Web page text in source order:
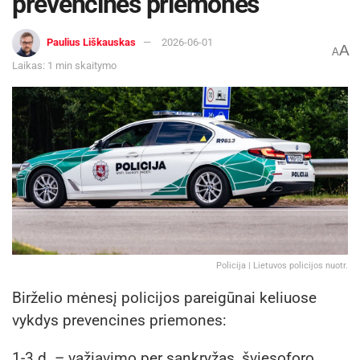
Paulius Liškauskas
2026-06-01
Laikas: 1 min skaitymo
AA
Policija | Lietuvos policijos nuotr.
Birželio mėnesį policijos pareigūnai keliuose
vykdys prevencines priemones: